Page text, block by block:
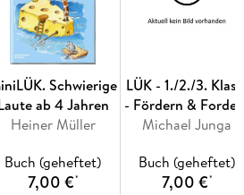
ungleichnamiger Brüche und von
- ist immer 100%
Schwierige
ab 4 Jahren
Heiner Müller
Buch (geheftet)
7,00 €*
LÜK - 1./2./3.
- Fördern &
Rätseltrainer
Michael Junga
Buch (geheftet)
7,00 €*